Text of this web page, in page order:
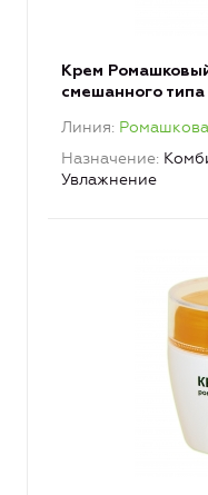
Крем
смешанного типа
Линия
Назначение
Увлажнение